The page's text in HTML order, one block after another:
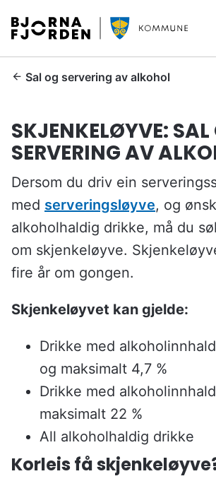
B
j
ø
r
f
j
o
r
e
n
k
o
m
u
D
r
h
r
:
Sal og servering av alkohol
SKJENKELØYVE: SAL
SERVERING AV
Dersom du driv ein
med serveringsløyve, og
alkoholhaldig drikke, må du
om skjenkeløyve.
fire år om gongen.
Skjenkeløyvet kan gjelde:
Drikke med
og maksimalt 4,7 %
Drikke med
maksimalt 22 %
All alkoholhaldig drikke
Korleis få